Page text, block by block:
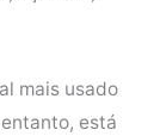
mais usado
está